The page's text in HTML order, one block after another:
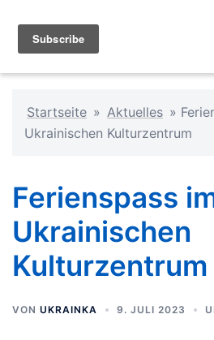
Startseite » Aktuelles »
Ukrainischen Kulturzentrum
Ferienspass
Ukrainischen
Kulturzentrum
VON UKRAINKA 9. JULI 2023